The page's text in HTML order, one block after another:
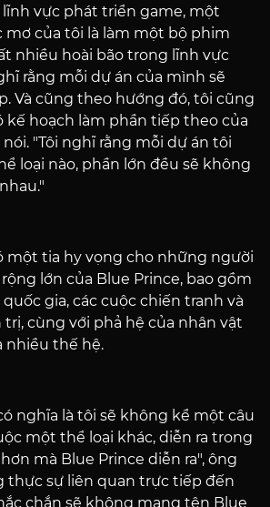
vực phát triển game, một
của tôi là làm một bộ phim
nhiều hoài bão trong lĩnh vực
rằng mỗi dự án của mình sẽ
Và cũng theo hướng đó, tôi cũng
kế hoạch làm phần tiếp theo của
"Tôi nghĩ rằng mỗi dự án tôi
loại nào, phần lớn đều sẽ không
một tia hy vọng cho những người
lớn của Blue Prince, bao gồm
gia, các cuộc chiến tranh và
cùng với phả hệ của nhân vật
nhiều thế hệ.
nghĩa là tôi sẽ không kể một câu
một thể loại khác, diễn ra trong
mà Blue Prince diễn ra", ông
thực sự liên quan trực tiếp đến
chắn sẽ không mang tên Blue